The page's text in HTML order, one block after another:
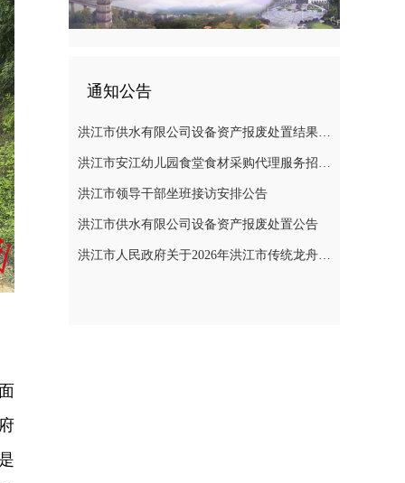
通知公告
洪江市供水有限公司设备资产报废处置结果公示
洪江市安江幼儿园食堂食材采购代理服务招标遴选公告
洪江市领导干部坐班接访安排公告
洪江市供水有限公司设备资产报废处置公告
洪江市人民政府关于2026年洪江市传统龙舟赛活动期间临时管制无人机等“低慢小”航空器的通告